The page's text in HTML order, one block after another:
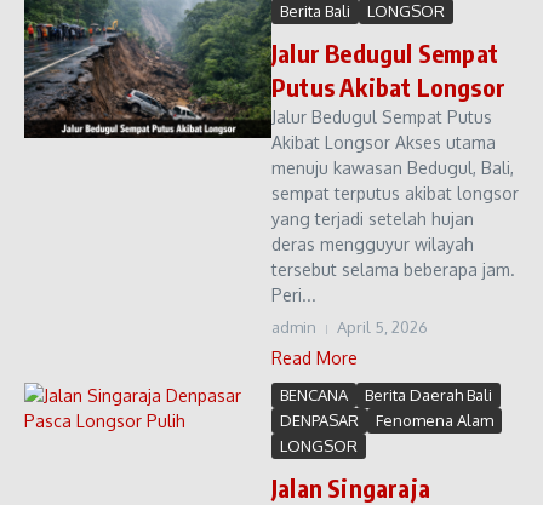
Berita Bali
LONGSOR
Jalur Bedugul Sempat
Putus Akibat Longsor
Jalur Bedugul Sempat Putus
Akibat Longsor Akses utama
menuju kawasan Bedugul, Bali,
sempat terputus akibat longsor
yang terjadi setelah hujan
deras mengguyur wilayah
tersebut selama beberapa jam.
Peri...
admin April 5, 2026
Read More
BENCANA
Berita Daerah Bali
DENPASAR
Fenomena Alam
LONGSOR
Jalan Singaraja